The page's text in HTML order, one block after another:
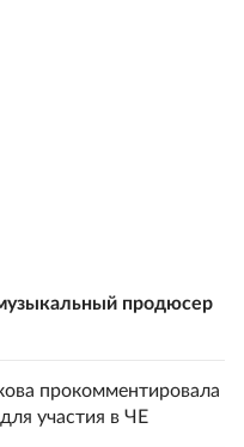
продюсер
прокомментировала
участия в ЧЕ